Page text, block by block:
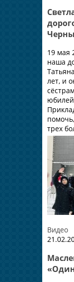
19 мая
наша
лет, и
трех
Видео